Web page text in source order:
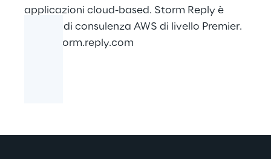
applicazioni cloud-based. Storm Reply è
partner di consulenza AWS di livello Premier.
www.storm.reply.com